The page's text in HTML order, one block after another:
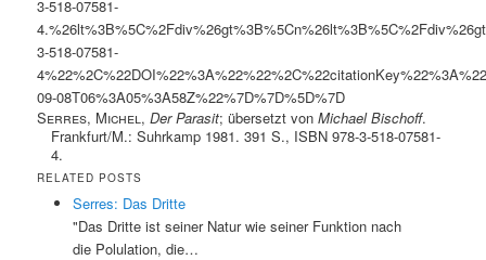
3-518-07581-
3-518-07581-
09-08T06%3A05%3A58Z%22%7D%7D%5D%7D
Serres, Michel ,Der Parasit; übersetzt vonMichael Bischoff.
Frankfurt/M.: Suhrkamp 1981. 391 S., ISBN 978-3-518-07581-
4.
RELATED POSTS
Serres: Das Dritte
"Das Dritte ist seiner Natur wie seiner Funktion nach
die Polulation, die…